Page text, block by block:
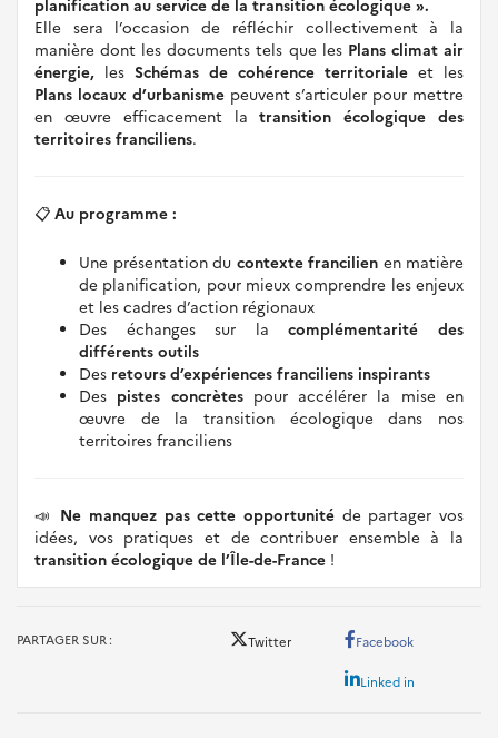
planification au service de la transition écologique ».
Elle sera l’occasion de réfléchir collectivement à la
manière dont les documents tels que les Plans climat air
énergie, les Schémas de cohérence territoriale et les
Plans locaux d’urbanismepeuvent s’articuler pour mettre
en œuvre efficacement latransition écologique des
territoires franciliens.
📋 Au programme :
Une présentation du contexte francilien en matière
de planification, pour mieux comprendre les enjeux
et les cadres d’action régionaux
Des échanges sur lacomplémentarité des
différents outils
Des retours d’expériences franciliens inspirants
Des pistes concrètespour accélérer la mise en
œuvre de la transition écologique dans nos
territoires franciliens
📣 Ne manquez pas cette opportunité de partager vos
idées, vos pratiques et de contribuer ensemble à la
transition écologique de l’Île-de-France !
PARTAGER SUR Twitter Facebook
Linked in